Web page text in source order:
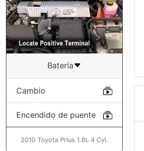
Batería
Cambio
Encendido de puente
2010 Toyota Prius 1.8L 4 Cyl.